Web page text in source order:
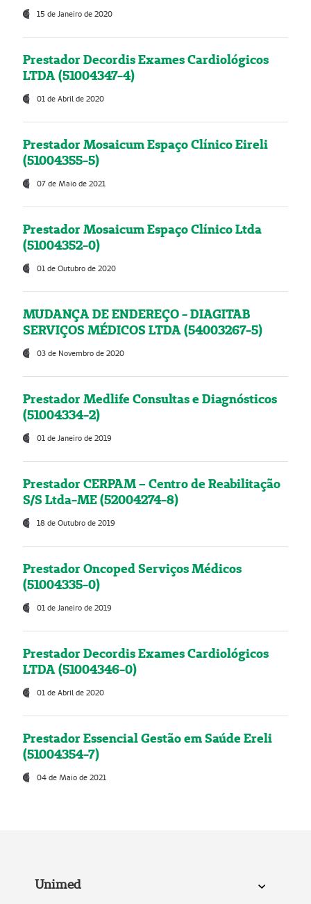
15 de Janeiro de 2020
Prestador Decordis Exames Cardiológicos
LTDA (51004347-4)
01 de Abril de 2020
Prestador Mosaicum Espaço Clínico Eireli
(51004355-5)
07 de Maio de 2021
Prestador Mosaicum Espaço Clínico Ltda
(51004352-0)
01 de Outubro de 2020
MUDANÇA DE ENDEREÇO - DIAGITAB
SERVIÇOS MÉDICOS LTDA (54003267-5)
03 de Novembro de 2020
Prestador Medlife Consultas e Diagnósticos
(51004334-2)
01 de Janeiro de 2019
Prestador CERPAM – Centro de Reabilitação
S/S Ltda-ME (52004274-8)
18 de Outubro de 2019
Prestador Oncoped Serviços Médicos
(51004335-0)
01 de Janeiro de 2019
Prestador Decordis Exames Cardiológicos
LTDA (51004346-0)
01 de Abril de 2020
Prestador Essencial Gestão em Saúde Ereli
(51004354-7)
04 de Maio de 2021
Unimed